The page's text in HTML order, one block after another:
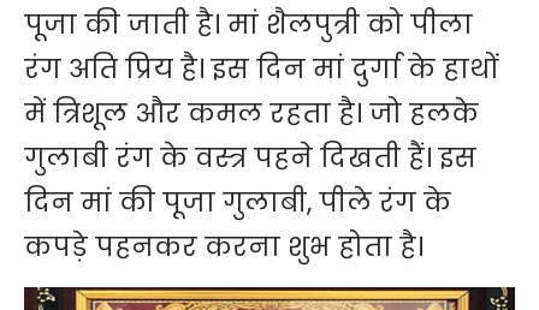
पूजा की जाती है। मां शैलपुत्री को पीला
रंग अति प्रिय है। इस दिन मां दुर्गा के हाथों
में त्रिशूल और कमल रहता है। जो हलके
गुलाबी रंग के वस्त्र पहने दिखती हैं। इस
दिन मां की पूजा गुलाबी, पीले रंग के
कपड़े पहनकर करना शुभ होता है।